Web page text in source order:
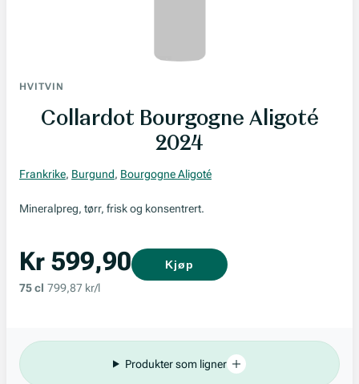
HVITVIN
Collardot Bourgogne Aligoté
2024
Frankrike, Burgund, Bourgogne Aligoté
Mineralpreg, tørr, frisk og konsentrert.
Kr 599,90
75 cl 799,87 kr/l
Kjøp
Produkter som ligner